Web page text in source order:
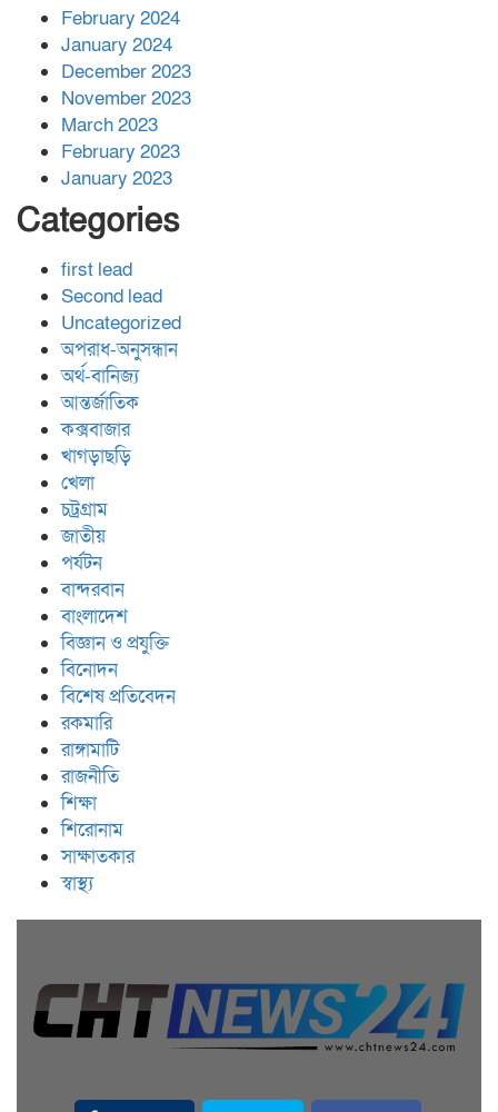
February 2024
January 2024
December 2023
November 2023
March 2023
February 2023
January 2023
Categories
first lead
Second lead
Uncategorized
অপরাধ-অনুসন্ধান
অর্থ-বানিজ্য
আন্তর্জাতিক
কক্সবাজার
খাগড়াছড়ি
খেলা
চট্রগ্রাম
জাতীয়
পর্যটন
বান্দরবান
বাংলাদেশ
বিজ্ঞান ও প্রযুক্তি
বিনোদন
বিশেষ প্রতিবেদন
রকমারি
রাঙ্গামাটি
রাজনীতি
শিক্ষা
শিরোনাম
সাক্ষাতকার
স্বাস্থ্য